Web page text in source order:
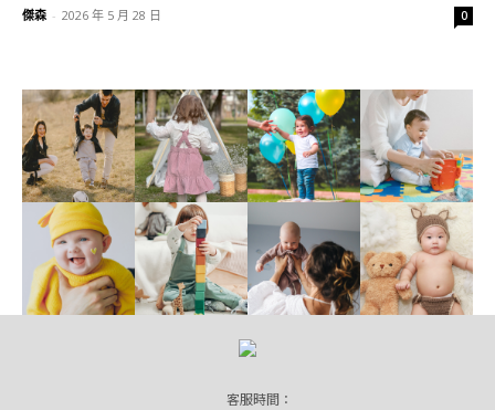
傑森 - 2026 年 5 月 28 日 0
客服時間：